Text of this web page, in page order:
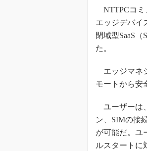
NTTPCコミ
エッジデバイ
閉域型SaaS
た。
エッジマネ
モートから安
ユーザーは
ン、SIMの接
が可能だ。ユ
ルスタートに